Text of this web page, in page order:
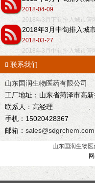
2018-04-09
2018年3月下旬排入城
2018年3月中旬排入城
2018-03-27
2018年3月中旬排入城
 联系我们
山东国润生物医药有限公司
工厂地址：山东省菏泽市高
联系人：高经理
手机：15020428367
邮箱： sales@sdgrchem.com
山东国润生物医